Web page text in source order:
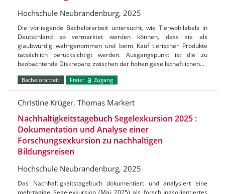
Hochschule Neubrandenburg, 2025
Die vorliegende Bachelorarbeit untersucht, wie Tierwohllabels in
Deutschland so vermarktet werden können, dass sie als
glaubwürdig wahrgenommen und beim Kauf tierischer Produkte
tatsächlich berücksichtigt werden. Ausgangspunkt ist die zu
beobachtende Diskrepanz zwischen der hohen gesellschaftlichen…
Bachelorarbeit Freier Zugang
Christine Krüger, Thomas Markert
Nachhaltigkeitstagebuch Segelexkursion 2025 :
Dokumentation und Analyse einer
Forschungsexkursion zu nachhaltigen
Bildungsreisen
Hochschule Neubrandenburg, 2025
Das Nachhaltigkeitstagebuch dokumentiert und analysiert eine